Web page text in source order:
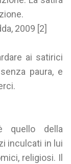
2009 [2]
ai satirici
paura, e
quello della
inculcati in lui
religiosi. Il